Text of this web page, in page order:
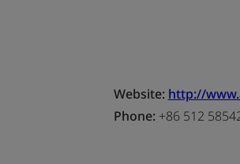
Website: http://
Phone:+86 512